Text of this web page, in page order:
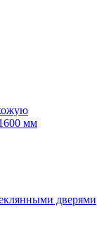
мм
дверями